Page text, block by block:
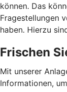
können. Das
Fragestellungen
haben. Hierzu
Frischen
Mit unserer
Informationen,